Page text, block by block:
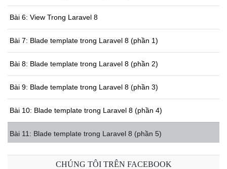
Bài 6: View Trong Laravel 8
Bài 7: Blade template trong Laravel 8 (phần 1)
Bài 8: Blade template trong Laravel 8 (phần 2)
Bài 9: Blade template trong Laravel 8 (phần 3)
Bài 10: Blade template trong Laravel 8 (phần 4)
Bài 11: Blade template trong Laravel 8 (phần 5)
Bài 12: Request trong Laravel 8 (phần 1)
CHÚNG TÔI TRÊN FACEBOOK